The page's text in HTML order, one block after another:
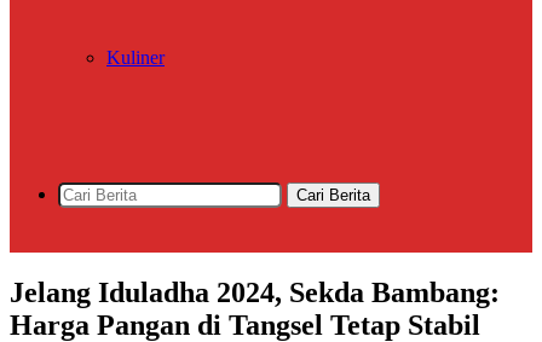
Kuliner
Cari Berita
Jelang Iduladha 2024, Sekda Bambang:
Harga Pangan di Tangsel Tetap Stabil